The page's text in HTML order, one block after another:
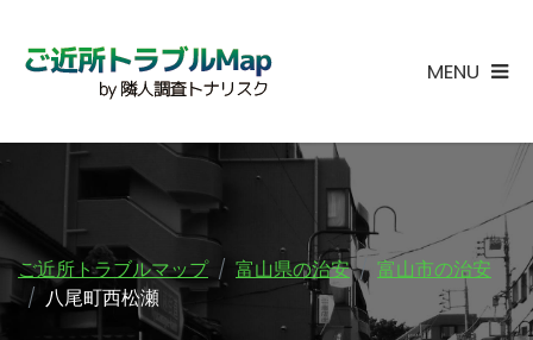
MENU
ご近所トラブルマップ 富山県の治安
富山市の治安
八尾町西松瀬